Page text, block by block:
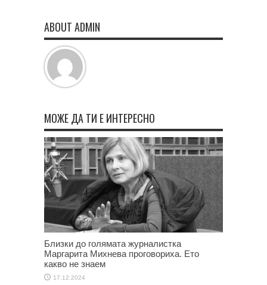
ABOUT ADMIN
МОЖЕ ДА ТИ Е ИНТЕРЕСНО
Близки до голямата журналистка
Маргарита Михнева проговориха. Ето
какво не знаем
17.12.2024